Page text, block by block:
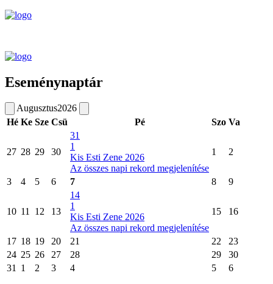
Eseménynaptár
Augusztus2026
Hé Ke Sze Csü Pé Szo Va
27 28 29 30
31
1
Kis Esti Zene 2026
Az összes napi rekord megjelenítése
1 2
3 4 5 6 7 8 9
10 11 12 13
14
1
Kis Esti Zene 2026
Az összes napi rekord megjelenítése
15 16
17 18 19 20 21 22
23
24 25 26 27 28 29
30
31 1 2 3 4 5 6